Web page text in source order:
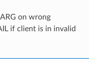
on wrong
if client is in invalid